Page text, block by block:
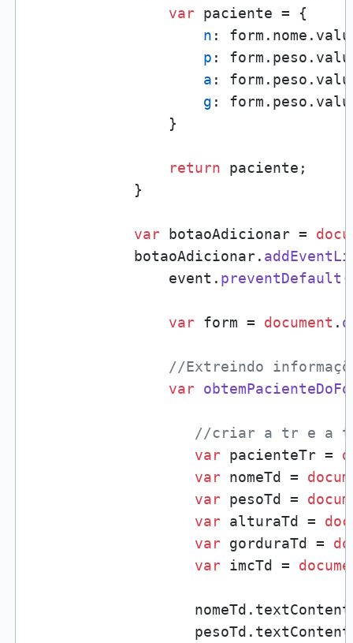
var paciente = {
n : form. nome .
p : form. peso .
a : form. peso .
g : form. peso .
                }
return paciente;
            }
var botaoAdicionar =
            botaoAdicionar.
                event.
preventDefault
var form = document .
//Extreindo
var
//criar a tr e a td
var pacienteTr =
var nomeTd =
var pesoTd =
var alturaTd =
var gorduraTd =
var imcTd =
                   nomeTd.
textContent
                   pesoTd.
textContent